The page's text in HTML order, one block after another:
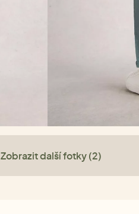
Zobrazit další fotky (2)